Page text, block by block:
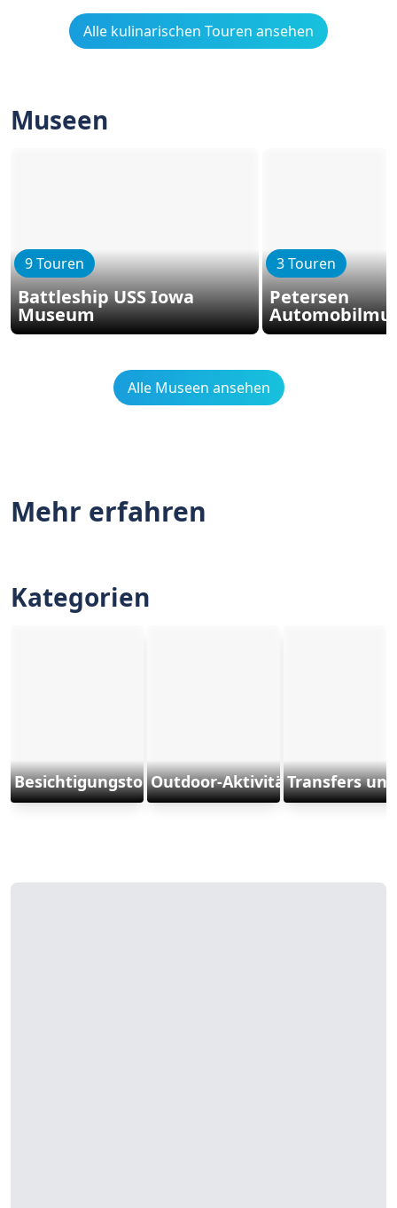
Alle kulinarischen Touren ansehen
Museen
9 Touren
Battleship USS Iowa
Museum
3 Touren
Petersen
Alle Museen ansehen
Mehr erfahren
Kategorien
BesichtigungstourenOutdoor-Aktivitäten und
Transfers